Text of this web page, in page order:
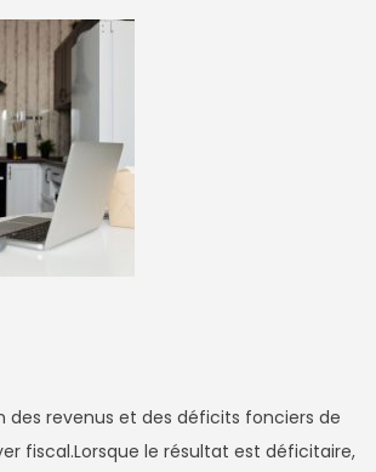
revenus et des déficits fonciers de
fiscal.Lorsque le résultat est déficitaire,